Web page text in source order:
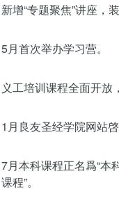
新增“专题聚焦”讲座，
5月首次举办学习营。
义工培训课程全面开放
1月良友圣经学院网站啓
7月本科课程正名爲“本
课程”。